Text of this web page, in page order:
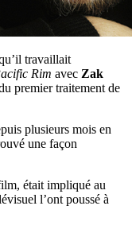
travaillait
Rim avec Zak
premier traitement de
plusieurs mois en
une façon
était impliqué au
l’ont poussé à